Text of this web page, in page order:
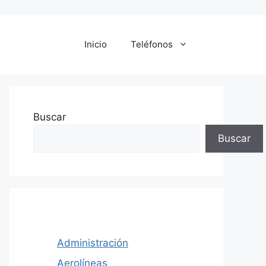
Inicio Teléfonos
Buscar
Buscar
Administración
Aerolíneas